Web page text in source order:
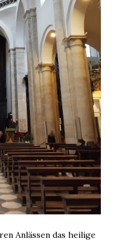
Anlässen das heilige